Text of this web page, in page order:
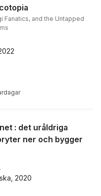
Fanatics, and the Untapped
: det uråldriga
ner och bygger
2020
antal röster: